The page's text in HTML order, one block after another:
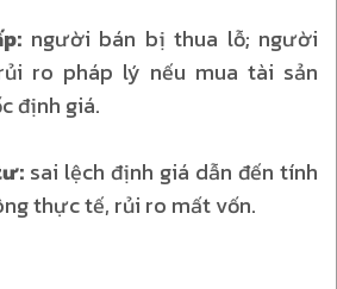
người bán bị thua lỗ; người
ro pháp lý nếu mua tài sản
định giá.
sai lệch định giá dẫn đến tính
thực tế, rủi ro mất vốn.